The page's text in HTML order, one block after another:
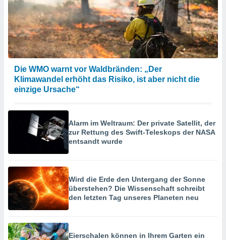
Die WMO warnt vor Waldbränden: „Der
Klimawandel erhöht das Risiko, ist aber nicht die
einzige Ursache“
Alarm im Weltraum: Der private Satellit, der
zur Rettung des Swift-Teleskops der NASA
entsandt wurde
Wird die Erde den Untergang der Sonne
überstehen? Die Wissenschaft schreibt
den letzten Tag unseres Planeten neu
Eierschalen können in Ihrem Garten ein